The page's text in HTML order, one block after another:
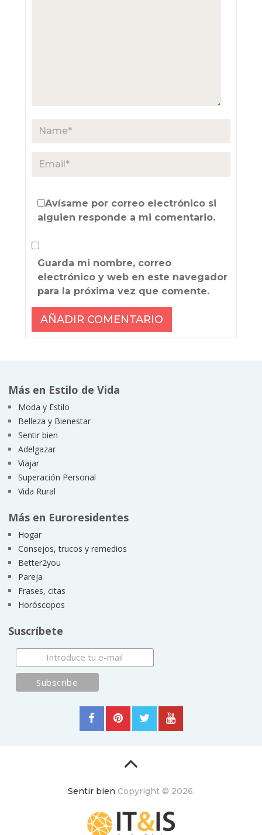
Avísame por correo electrónico si
alguien responde a mi comentario.
Guarda mi nombre, correo
electrónico y web en este navegador
para la próxima vez que comente.
Más en Estilo de Vida
Moda y Estilo
Belleza y Bienestar
Sentir bien
Adelgazar
Viajar
Superación Personal
Vida Rural
Más en Euroresidentes
Hogar
Consejos, trucos y remedios
Better2you
Pareja
Frases, citas
Horóscopos
Suscríbete
Sentir bien Copyright © 2026.